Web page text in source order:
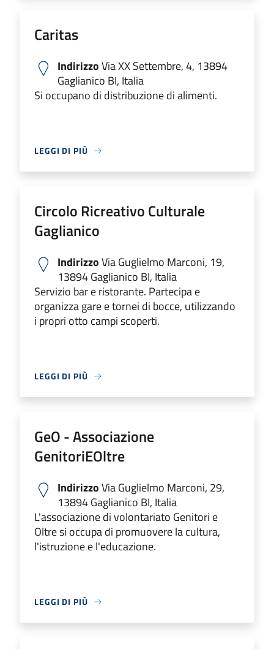
Caritas
IndirizzoVia XX Settembre, 4, 13894
Gaglianico BI, Italia
Si occupano di distribuzione di alimenti.
LEGGI DI PIÙ
Circolo Ricreativo Culturale
Gaglianico
IndirizzoVia Guglielmo Marconi, 19,
13894 Gaglianico BI, Italia
Servizio bar e ristorante. Partecipa e
organizza gare e tornei di bocce, utilizzando
i propri otto campi scoperti.
LEGGI DI PIÙ
GeO - Associazione
GenitoriEOltre
IndirizzoVia Guglielmo Marconi, 29,
13894 Gaglianico BI, Italia
L'associazione di volontariato Genitori e
Oltre si occupa di promuovere la cultura,
l'istruzione e l'educazione.
LEGGI DI PIÙ